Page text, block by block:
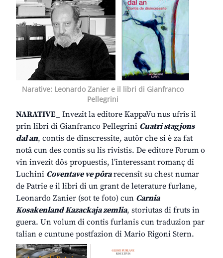
Narative: Leonardo Zanier e il libri di Gianfranco
Pellegrini
NARATIVE_ Invezit la editore KappaVu nus ufrîs il
prin libri di Gianfranco Pellegrini Cuatri stagjons
dal an, contis de dinscressite, autôr che si è za fat
notâ cun des contis su lis rivistis. De editore Forum o
vin invezit dôs propuestis, l’interessant romanç di
Luchini Coventave ve pôrarecensît su chest numar
de Patrie e il libri di un grant de leterature furlane,
Leonardo Zanier (sot te foto) cun Carnia
Kosakenland Kazackaja zemlia, storiutas di fruts in
guera. Un volum di contis furlanis cun traduzion par
talian e cuntune postfazion di Mario Rigoni Stern.